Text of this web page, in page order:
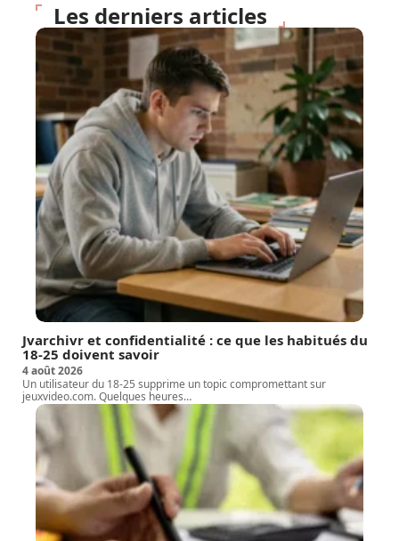
Les derniers articles
Jvarchivr et confidentialité : ce que les habitués du
18-25 doivent savoir
4 août 2026
Un utilisateur du 18-25 supprime un topic compromettant sur
jeuxvideo.com. Quelques heures…